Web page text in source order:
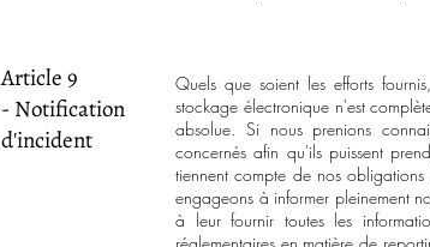
Article 9
- Notification
d'incident
Quels que soient les efforts
stockage électronique n'est
absolue. Si nous prenions
concernés afin qu'ils puissent
tiennent compte de nos
engageons à informer pleinement
à leur fournir toutes les